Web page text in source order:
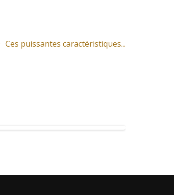
Ces puissantes caractéristiques...